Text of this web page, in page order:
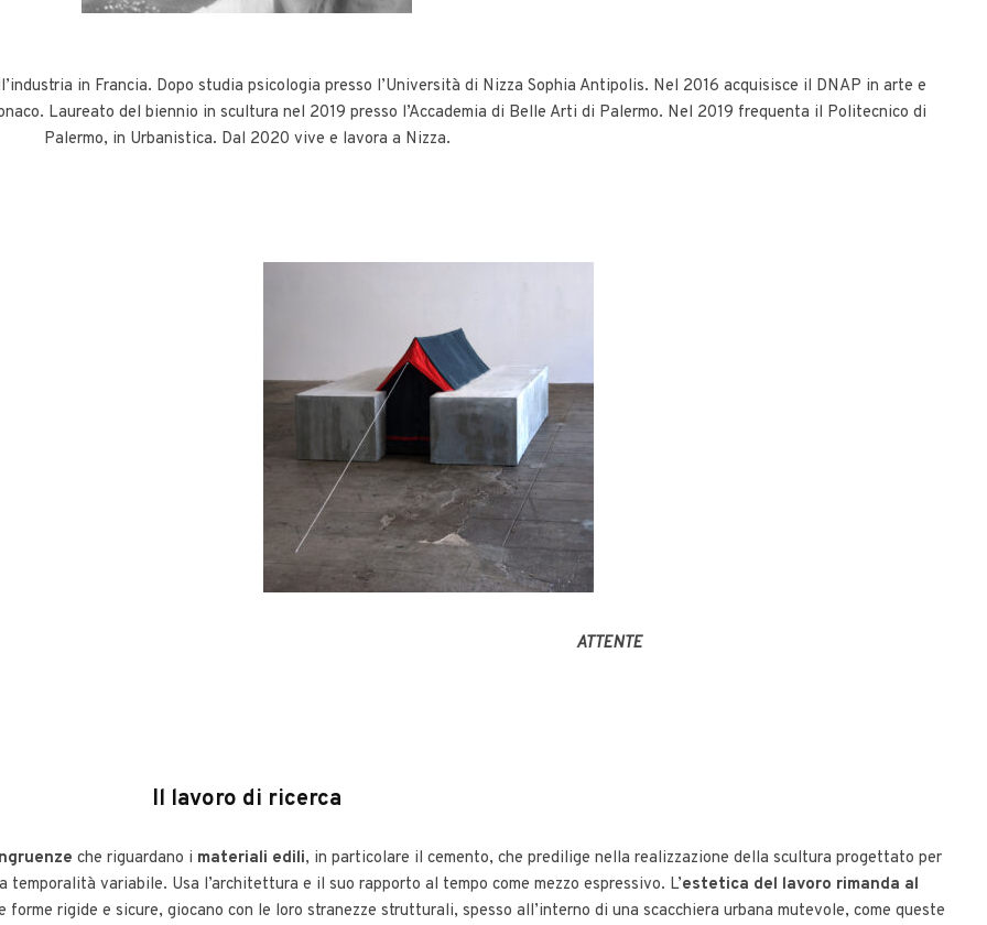
in Francia. Dopo studia psicologia presso l’Università di Nizza Sophia Antipolis. Nel 2016 acquisisce il DNAP in arte e
Laureato del biennio in scultura nel 2019 presso l’Accademia di Belle Arti di Palermo. Nel 2019 frequenta il Politecnico di
Palermo, in Urbanistica. Dal 2020 vive e lavora a Nizza.
ATTENTE
Il lavoro di ricerca
che riguardano i materiali edili, in particolare il cemento, che predilige nella realizzazione della scultura progettato per
variabile. Usa l’architettura e il suo rapporto al tempo come mezzo espressivo. L’estetica del lavoro rimanda al
forme rigide e sicure, giocano con le loro stranezze strutturali, spesso all’interno di una scacchiera urbana mutevole, come queste